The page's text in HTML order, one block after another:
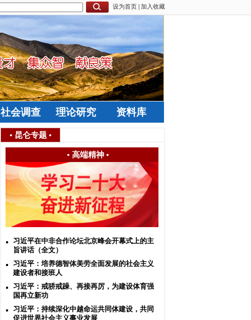
设为首页 加入收藏
社会调查 理论研究 资料库
• 昆仑专题 •
• 高端精神•
习近平在中非合作论坛北京峰会开幕式上的主
旨讲话（全文）
习近平：培养德智体美劳全面发展的社会主义
建设者和接班人
习近平：戒骄戒躁、再接再厉，为建设体育强
国再立新功
习近平：持续深化中越命运共同体建设，共同
促进世界社会主义事业发展